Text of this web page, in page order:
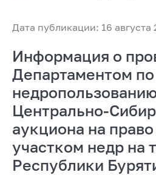
Дата публикации: 16 августа
Информация о
Департаментом по
Центрально-
аукциона на
участком недр на
Республики